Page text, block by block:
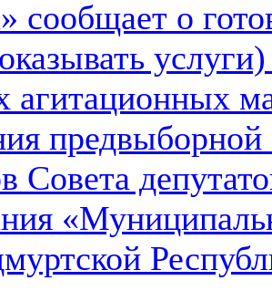
сообщает о
агитационных
Совета